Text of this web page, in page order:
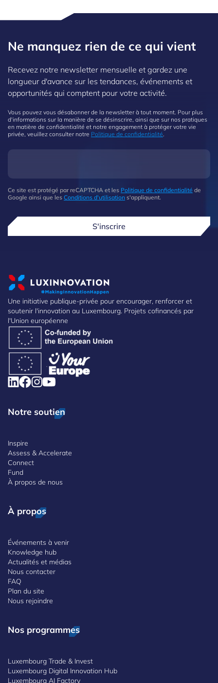
Ne manquez rien de ce qui vient
Recevez notre newsletter mensuelle et gardez une
longueur d'avance sur les tendances, événements et
opportunités qui comptent pour votre activité.
Vous pouvez vous désabonner de la newsletter à tout moment. Pour plus
d'informations sur la manière de se désinscrire, ainsi que sur nos pratiques
en matière de confidentialité et notre engagement à protéger votre vie
privée, veuillez consulter notre Politique de confidentialité.
Ce site est protégé par reCAPTCHA et les Politique de confidentialité de
Google ainsi que les Conditions d'utilisation s'appliquent.
S'inscrire
Une initiative publique-privée pour encourager, renforcer et
soutenir l'innovation au Luxembourg. Projets cofinancés par
l'Union européenne
Notre soutien
Inspire
Assess & Accelerate
Connect
Fund
À propos de nous
À propos
Événements à venir
Knowledge hub
Actualités et médias
Nous contacter
FAQ
Plan du site
Nous rejoindre
Nos programmes
Luxembourg Trade & Invest
Luxembourg Digital Innovation Hub
Luxembourg AI Factory